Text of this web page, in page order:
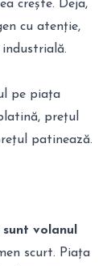
crește. Deja,
cu atenție,
pe piața
prețul
patinează.
volanul
scurt. Piața